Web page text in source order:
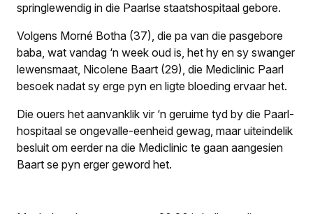
springlewendig in die Paarlse staatshospitaal gebore.
Volgens Morné Botha (37), die pa van die pasgebore
baba, wat vandag ‘n week oud is, het hy en sy swanger
lewensmaat, Nicolene Baart (29), die Mediclinic Paarl
besoek nadat sy erge pyn en ligte bloeding ervaar het.
Die ouers het aanvanklik vir ‘n geruime tyd by die Paarl-
hospitaal se ongevalle-eenheid gewag, maar uiteindelik
besluit om eerder na die Mediclinic te gaan aangesien
Baart se pyn erger geword het.